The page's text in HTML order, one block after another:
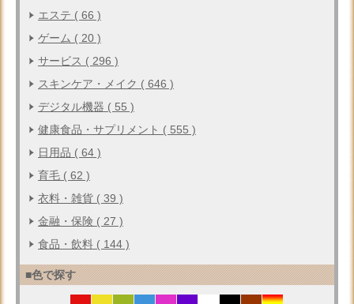
エステ ( 66 )
ゲーム ( 20 )
サービス ( 296 )
スキンケア・メイク ( 646 )
デジタル機器 ( 55 )
健康食品・サプリメント ( 555 )
日用品 ( 64 )
育毛 ( 62 )
衣料・雑貨 ( 39 )
金融・保険 ( 27 )
食品・飲料 ( 144 )
■色で探す